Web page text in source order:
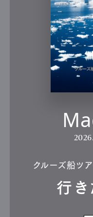
クルーズ船ツ
行